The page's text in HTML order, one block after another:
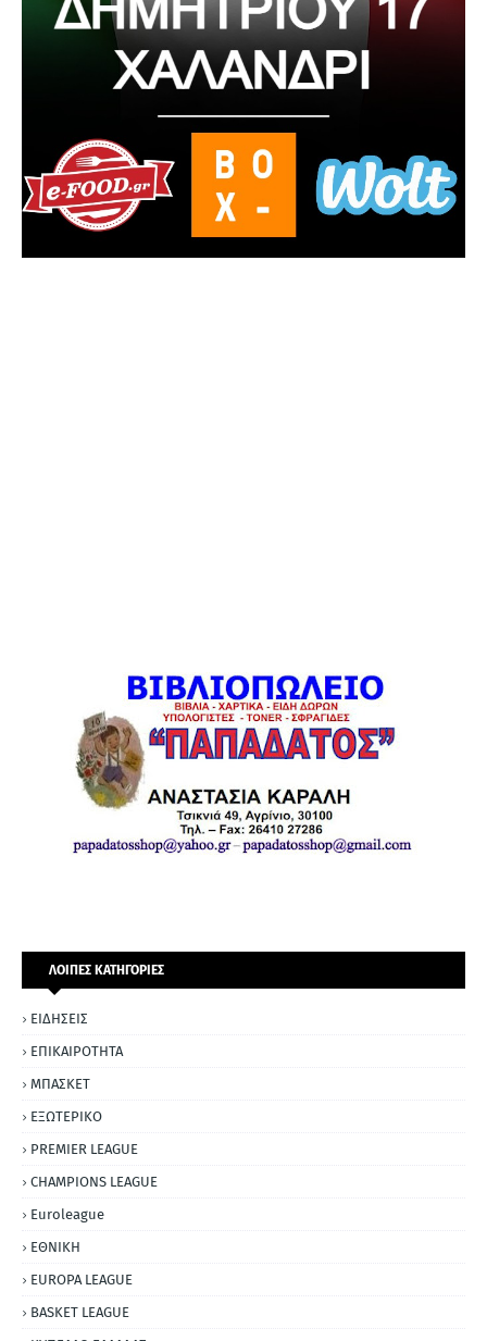
ΛΟΙΠΕΣ ΚΑΤΗΓΟΡΙΕΣ
ΕΙΔΗΣΕΙΣ
ΕΠΙΚΑΙΡΟΤΗΤΑ
ΜΠΑΣΚΕΤ
ΕΞΩΤΕΡΙΚΟ
PREMIER LEAGUE
CHAMPIONS LEAGUE
Euroleague
ΕΘΝΙΚΗ
EUROPA LEAGUE
BASKET LEAGUE